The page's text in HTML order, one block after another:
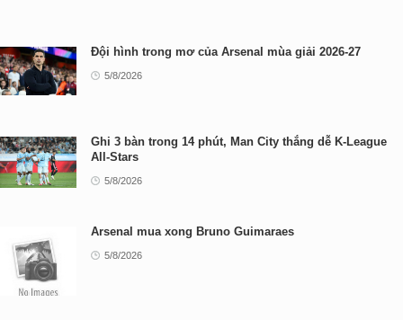
Đội hình trong mơ của Arsenal mùa giải 2026-27
5/8/2026
Ghi 3 bàn trong 14 phút, Man City thắng dễ K-League
All-Stars
5/8/2026
Arsenal mua xong Bruno Guimaraes
5/8/2026